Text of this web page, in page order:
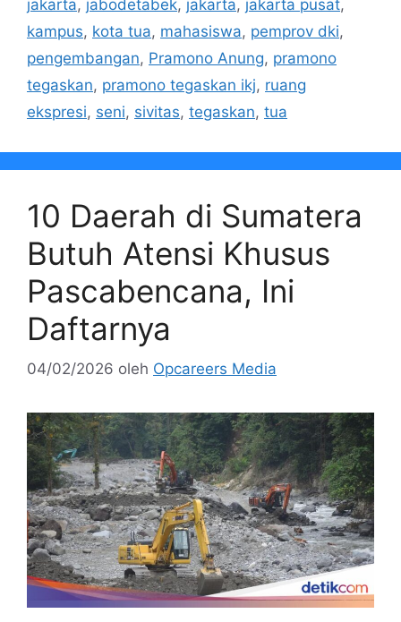
jakarta, jabodetabek, jakarta, jakarta pusat,
kampus, kota tua, mahasiswa, pemprov dki,
pengembangan, Pramono Anung, pramono
tegaskan, pramono tegaskan ikj, ruang
ekspresi, seni, sivitas, tegaskan, tua
10 Daerah di Sumatera
Butuh Atensi Khusus
Pascabencana, Ini
Daftarnya
04/02/2026 oleh Opcareers Media